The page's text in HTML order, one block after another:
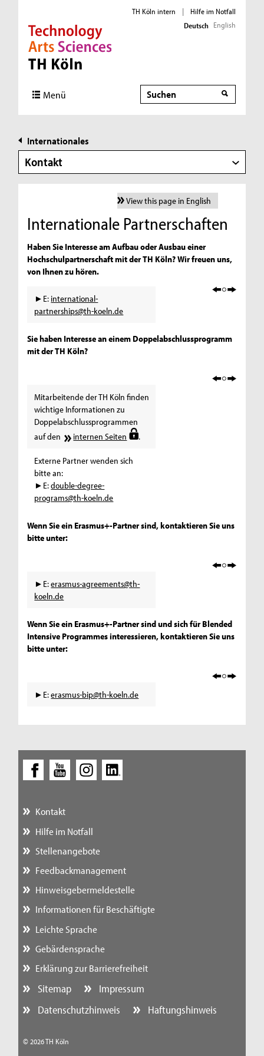
Direkt zur Hauptnavigation
Direkt zur Subnavigation
Direkt zum Inhalt
Direkt zum Fußbereich
TH Köln intern |
Hilfe im Notfall
Deutsch English
Menü Suche
Internationales
Kontakt
View this page in English
Internationale Partnerschaften
Haben Sie Interesse am Aufbau oder Ausbau einer
Hochschulpartnerschaft mit der TH Köln? Wir freuen uns,
von Ihnen zu hören.
►E: international-
partnerships@th-koeln.de
Sie haben Interesse an einem Doppelabschlussprogramm
mit der TH Köln?
Mitarbeitende der TH Köln finden
wichtige Informationen zu
Doppelabschlussprogrammen
auf den
internen Seiten .
Externe Partner wenden sich
bitte an:
►E:double-degree-
programs@th-koeln.de
Wenn Sie ein Erasmus+-Partner sind, kontaktieren Sie uns
bitte unter:
►E:erasmus-agreements@th-
koeln.de
Wenn Sie ein Erasmus+-Partner sind und sich für Blended
Intensive Programmes interessieren, kontaktieren Sie uns
bitte unter:
►E:erasmus-bip@th-koeln.de
Kontakt
Hilfe im Notfall
Stellenangebote
Feedbackmanagement
Hinweisgebermeldestelle
Informationen für Beschäftigte
Leichte Sprache
Gebärdensprache
Erklärung zur Barrierefreiheit
Sitemap
Impressum
Datenschutzhinweis
Haftungshinweis
© 2026 TH Köln